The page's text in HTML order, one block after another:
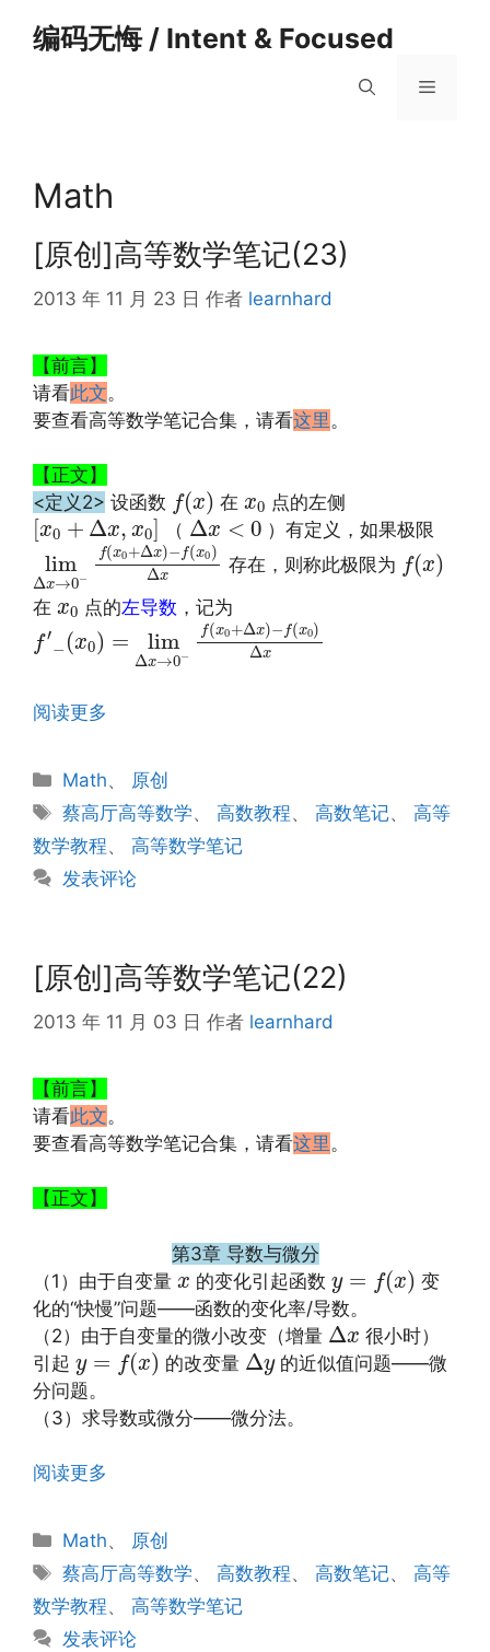
编码无悔 / Intent & Focused
菜
Math
[原创]高等数学笔记(23)
2013 年 11 月 23 日 作者 learnhard
【前言】
请看此文。
要查看高等数学笔记合集，请看这里 。
【正文】
<定义2> 设函数 f(x)
f(x ) 在x0
x0 点的左侧
[x0 + Δx, x0]
[x0+Δx ,x0] （ Δx < 0
Δx<0 ）有定义，如果极限
lim
Δx→0−
f(x0+Δx)− f(x0)
Δx
lim Δ x→0 −f(x 0+Δx )− f (x 0)Δx
存在，则称此极限为 f(x)
f(x )
在 x0
x0 点的左导数 ，记为
f′
− (x0) = lim
Δx→0−
f(x0+Δx)− f(x0)
Δx
f′−(x 0)=limΔx →0−f (x0 +Δx)
阅读更多
分
类
Math、 原创
标
签
蔡高厅高等数学、高数教程、高数笔记、高等
数学教程、 高等数学笔记
发表评论
[原创]高等数学笔记(22)
2013 年 11 月 03 日 作者 learnhard
【前言】
请看此文。
要查看高等数学笔记合集，请看这里 。
【正文】
第3章 导数与微分
（1）由于自变量 x
x 的变化引起函数 y = f(x)
x)
变
化的“快慢”问题——函数的变化率/导数。
（2）由于自变量的微小改变（增量 Δx
Δx 很小时）
引起 y = f(x)
y= f x) 的改变量 Δy
Δy 的近似值问题——微
分问题。
（3）求导数或微分——微分法。
阅读更多
分
类
Math、 原创
标
签
蔡高厅高等数学、高数教程、高数笔记、高等
数学教程、 高等数学笔记
发表评论